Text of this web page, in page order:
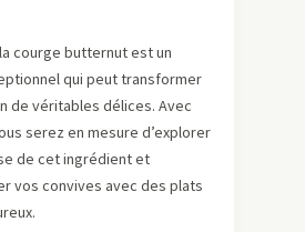
courge butternut est un
qui peut transformer
de véritables délices. Avec
serez en mesure d’explorer
de cet ingrédient et
vos convives avec des plats